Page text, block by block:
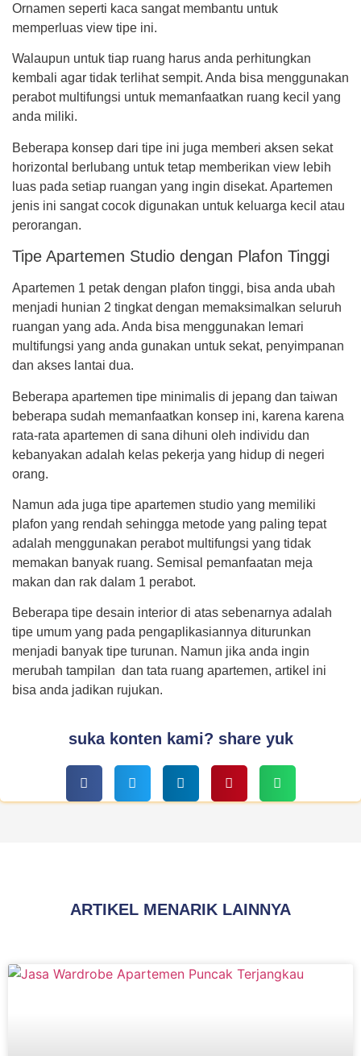
Ornamen seperti kaca sangat membantu untuk
memperluas view tipe ini.
Walaupun untuk tiap ruang harus anda perhitungkan
kembali agar tidak terlihat sempit. Anda bisa menggunakan
perabot multifungsi untuk memanfaatkan ruang kecil yang
anda miliki.
Beberapa konsep dari tipe ini juga memberi aksen sekat
horizontal berlubang untuk tetap memberikan view lebih
luas pada setiap ruangan yang ingin disekat. Apartemen
jenis ini sangat cocok digunakan untuk keluarga kecil atau
perorangan.
Tipe Apartemen Studio dengan Plafon Tinggi
Apartemen 1 petak dengan plafon tinggi, bisa anda ubah
menjadi hunian 2 tingkat dengan memaksimalkan seluruh
ruangan yang ada. Anda bisa menggunakan lemari
multifungsi yang anda gunakan untuk sekat, penyimpanan
dan akses lantai dua.
Beberapa apartemen tipe minimalis di jepang dan taiwan
beberapa sudah memanfaatkan konsep ini, karena karena
rata-rata apartemen di sana dihuni oleh individu dan
kebanyakan adalah kelas pekerja yang hidup di negeri
orang.
Namun ada juga tipe apartemen studio yang memiliki
plafon yang rendah sehingga metode yang paling tepat
adalah menggunakan perabot multifungsi yang tidak
memakan banyak ruang. Semisal pemanfaatan meja
makan dan rak dalam 1 perabot.
Beberapa tipe desain interior di atas sebenarnya adalah
tipe umum yang pada pengaplikasiannya diturunkan
menjadi banyak tipe turunan. Namun jika anda ingin
merubah tampilan dan tata ruang apartemen, artikel ini
bisa anda jadikan rujukan.
suka konten kami? share yuk
ARTIKEL MENARIK LAINNYA